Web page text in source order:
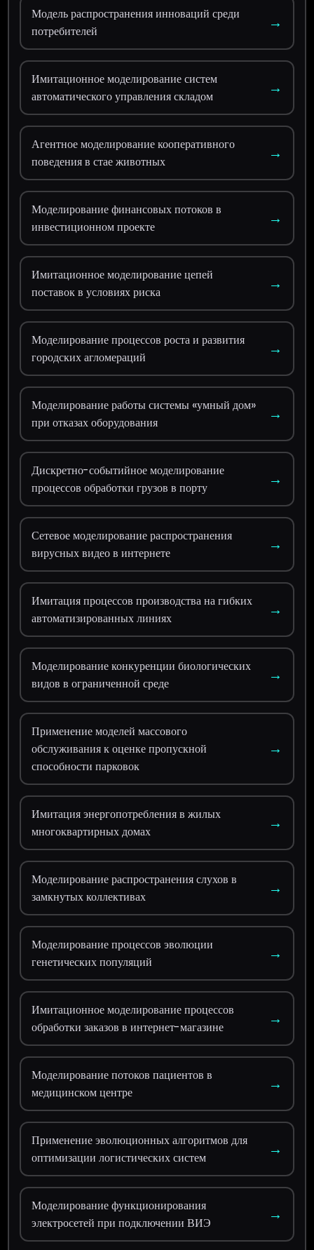
Модель распространения инноваций среди
потребителей
→
Имитационное моделирование систем
автоматического управления складом
→
Агентное моделирование кооперативного
поведения в стае животных
→
Моделирование финансовых потоков в
инвестиционном проекте
→
Имитационное моделирование цепей
поставок в условиях риска
→
Моделирование процессов роста и развития
городских агломераций
→
Моделирование работы системы «умный дом»
при отказах оборудования
→
Дискретно-событийное моделирование
процессов обработки грузов в порту
→
Сетевое моделирование распространения
вирусных видео в интернете
→
Имитация процессов производства на гибких
автоматизированных линиях
→
Моделирование конкуренции биологических
видов в ограниченной среде
→
Применение моделей массового
обслуживания к оценке пропускной
способности парковок
→
Имитация энергопотребления в жилых
многоквартирных домах
→
Моделирование распространения слухов в
замкнутых коллективах
→
Моделирование процессов эволюции
генетических популяций
→
Имитационное моделирование процессов
обработки заказов в интернет-магазине
→
Моделирование потоков пациентов в
медицинском центре
→
Применение эволюционных алгоритмов для
оптимизации логистических систем
→
Моделирование функционирования
электросетей при подключении ВИЭ
→